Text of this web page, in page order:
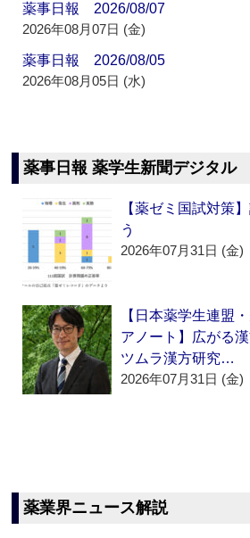
薬事日報 2026/08/07
2026年08月07日 (金)
薬事日報 2026/08/05
2026年08月05日 (水)
薬事日報 薬学生新聞デジタル
【薬ゼミ国試対策
う
2026年07月31日 (金)
【日本薬学生連盟
アノート】広がる
ツムラ漢方研究…
2026年07月31日 (金)
薬業界ニュース解説